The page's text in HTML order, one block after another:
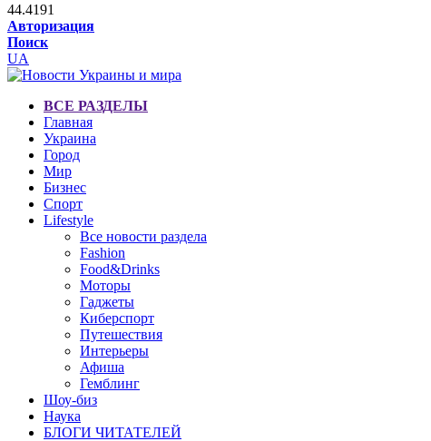
44.4191
Авторизация
Поиск
UA
ВСЕ РАЗДЕЛЫ
Главная
Украина
Город
Мир
Бизнес
Спорт
Lifestyle
Все новости раздела
Fashion
Food&Drinks
Моторы
Гаджеты
Киберспорт
Путешествия
Интерьеры
Афиша
Гемблинг
Шоу-биз
Наука
БЛОГИ ЧИТАТЕЛЕЙ